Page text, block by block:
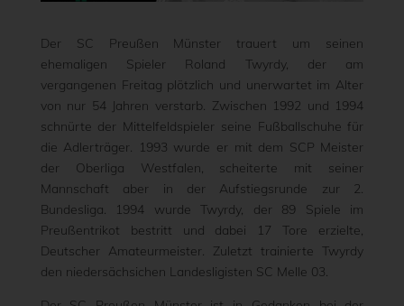
Der SC Preußen Münster trauert um seinen
ehemaligen Spieler Roland Twyrdy, der am
vergangenen Freitag plötzlich und unerwartet im Alter
von nur 54 Jahren verstarb. Zwischen 1992 und 1994
schnürte der Mittelfeldspieler seine Fußballschuhe für
die Adlerträger. 1993 wurde er mit dem SCP Meister
der Oberliga Westfalen, scheiterte mit seiner
Mannschaft aber in der Aufstiegsrunde zur 2.
Bundesliga. 1994 wurde Twyrdy, der 89 Spiele im
Preußentrikot bestritt und dabei 17 Tore erzielte,
Deutscher Amateurmeister. Zuletzt trainierte Twyrdy
den niedersächsichen Landesligisten SC Melle 03.